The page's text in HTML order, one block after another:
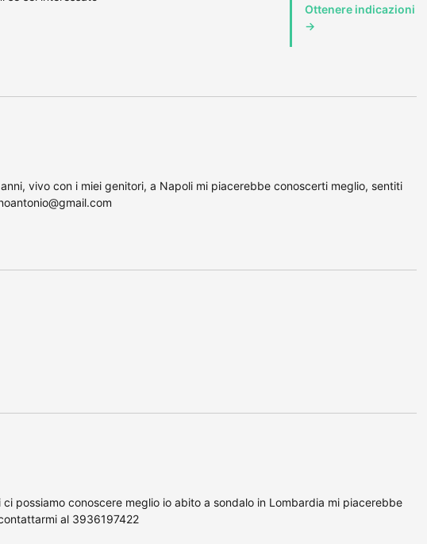
Ottenere indicazioni
→
vivo con i miei genitori, a Napoli mi piacerebbe conoscerti meglio, sentiti
possiamo conoscere meglio io abito a sondalo in Lombardia mi piacerebbe
al 3936197422